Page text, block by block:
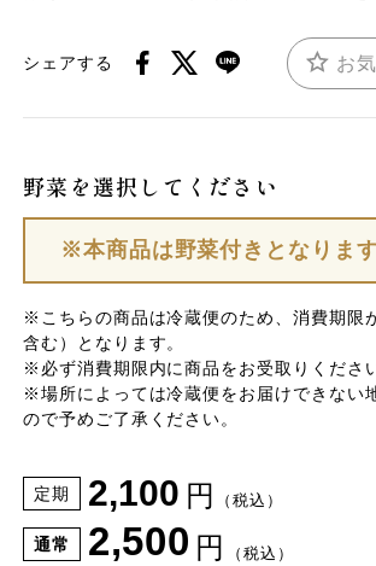
シェアする お
野菜を選択してください
※本商品は野菜付きとなりま
※こちらの商品は冷蔵便のため、消費期限
含む）となります。
※必ず消費期限内に商品をお受取りくださ
※場所によっては冷蔵便をお届けできない
ので予めご了承ください。
定期 2,100 円 （税込）
通常 2,500 円 （税込）